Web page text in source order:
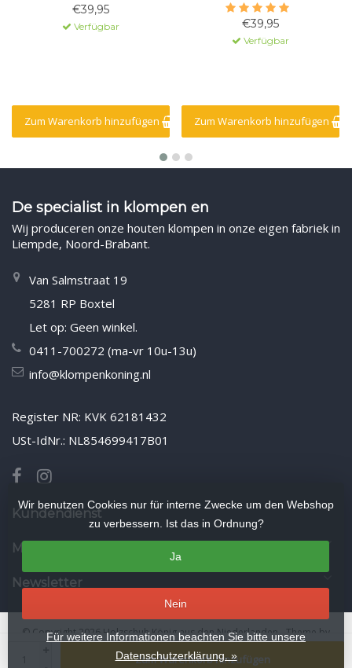
Zum Warenkorb hinzufügen
€39,95
Verfügbar
Zum Warenkorb hinzufügen
€39,95
Verfügbar
Zum Warenkorb hinzufügen
De specialist in klompen en
Wij produceren onze houten klompen in onze eigen fabriek in
Liempde, Noord-Brabant.
Van Salmstraat 19
5281 RP Boxtel
Let op: Geen winkel.
0411-700272 (ma-vr 10u-13u)
info@klompenkoning.nl
Register NR: KVK 62181432
USt-IdNr.: NL854699417B01
Kundendienst
Mein Konto
Newsletter
Wir benutzen Cookies nur für interne Zwecke um den Webshop
zu verbessern. Ist das in Ordnung?
Ja
Nein
Für weitere Informationen beachten Sie bitte unsere
Datenschutzerklärung. »
© Copyright 2026 Holzschuh König aus den Niederlanden- Theme by
Frontlabel
- Powered by